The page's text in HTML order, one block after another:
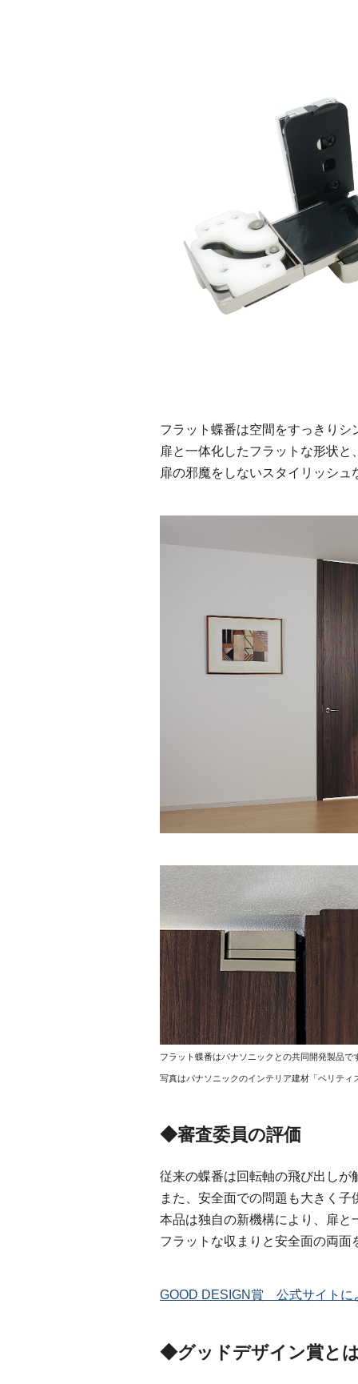
フラット蝶番は空間をすっきり
扉と一体化したフラットな形状
扉の邪魔をしないスタイリッシ
フラット蝶番はパナソニックとの共同開発製品で
写真はパナソニックのインテリア建材「ベリティ
◆審査委員の評価
従来の蝶番は回転軸の飛び出し
また、安全面での問題も大きく
本品は独自の新機構により、扉
フラットな収まりと安全面の両
GOOD DESIGN賞 公式サイトに
◆グッドデザイン賞と